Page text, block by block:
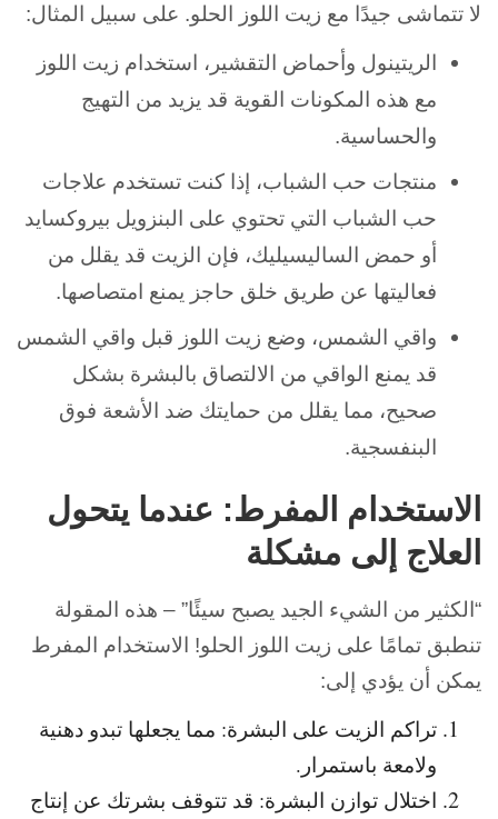
لا تتماشى جيدًا مع زيت اللوز الحلو. على سبيل المثال:
الريتينول وأحماض التقشير، استخدام زيت اللوز
مع هذه المكونات القوية قد يزيد من التهيج
والحساسية.
منتجات حب الشباب، إذا كنت تستخدم علاجات
حب الشباب التي تحتوي على البنزويل بيروكسايد
أو حمض الساليسيليك، فإن الزيت قد يقلل من
فعاليتها عن طريق خلق حاجز يمنع امتصاصها.
واقي الشمس، وضع زيت اللوز قبل واقي الشمس
قد يمنع الواقي من الالتصاق بالبشرة بشكل
صحيح، مما يقلل من حمايتك ضد الأشعة فوق
البنفسجية.
الاستخدام المفرط: عندما يتحول
العلاج إلى مشكلة
“الكثير من الشيء الجيد يصبح سيئًا” – هذه المقولة
تنطبق تمامًا على زيت اللوز الحلو! الاستخدام المفرط
يمكن أن يؤدي إلى:
تراكم الزيت على البشرة: مما يجعلها تبدو دهنية
ولامعة باستمرار.
اختلال توازن البشرة: قد تتوقف بشرتك عن إنتاج